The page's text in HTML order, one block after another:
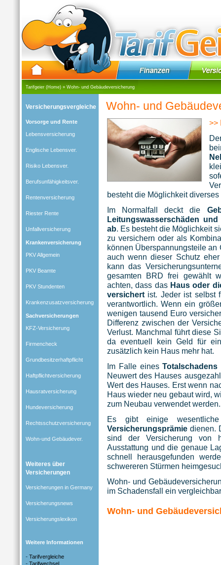
Tarifgeier (Home) » Wohn- und Gebäudeversicherung
Versicherungsvergleiche
Vorsorge und Rente
Lebensversicherung
Englische Lebensver.
Risiko Lebensver.
Berufsunfähigkeitsver.
Rentenversicherung
Riester Rente
Unfallversicherung
Krankenversicherung
PKV Allgemein
PKV Beamte
PKV Stundenten
Krankenzusatzversicherung
Sachversicherungen
KFZ-Versicherung
Firmencheck
Grundbesitzerhaftpflicht
Haftpflichtversicherung
Hausratversicherung
Hundeversicherung
Rechtsschutzversicherung
Wohn-und Gebäudever.
Weiteres über
Versicherungen
Versicherungen in Germany
Versicherungsnews
Versicherungslexikon
Weitere Informationen
- Tarifvergleiche
- Tarifwechsel
Wohn- und
>>
besteht die Möglichkeit
Im Normalfall deckt die
Leitungswasserschäden
ab. Es besteht die Möglichkeit
zu versichern oder als
können Überspannungsteile an
auch wenn dieser Schutz
kann das
gesamten BRD frei gewählt
achten, dass das Haus oder
versichert ist. Jeder ist selbst
verantwortlich. Wenn ein
wenigen tausend Euro
Differenz zwischen der
Verlust. Manchmal führt diese
da eventuell kein Geld für
zusätzlich kein Haus mehr hat.
Im Falle einesTotalschadens
Neuwert des Hauses
Wert des Hauses. Erst wenn
Haus wieder neu gebaut wird,
zum Neubau verwendet werden.
Es gibt einige
Versicherungsprämie dienen.
sind der Versicherung von
Ausstattung und die genaue
schnell herausgefunden
schwereren Stürmen
Wohn- und
im Schadensfall ein
Wohn- und